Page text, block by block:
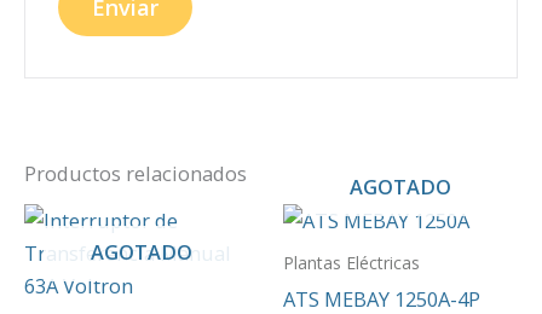
Productos relacionados
AGOTADO
AGOTADO
Plantas Eléctricas
ATS MEBAY 1250A-4P